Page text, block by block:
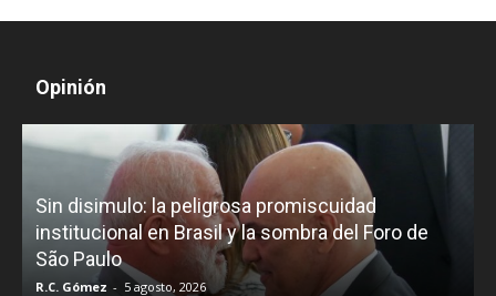
Opinión
Sin disimulo: la peligrosa promiscuidad
institucional en Brasil y la sombra del Foro de
São Paulo
R.C. Gómez - 5 agosto, 2026